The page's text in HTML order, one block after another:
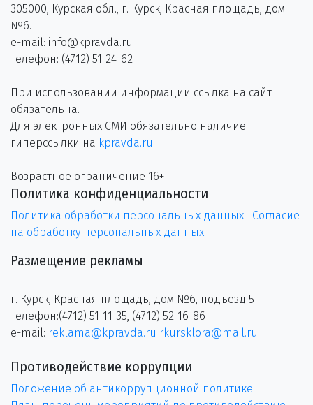
305000, Курская обл., г. Курск, Красная площадь, дом
№6.
e-mail: info@kpravda.ru
телефон: (4712) 51-24-62
При использовании информации ссылка на сайт
обязательна.
Для электронных СМИ обязательно наличие
гиперссылки на kpravda.ru.
Возрастное ограничение 16+
Политика конфиденциальности
Политика обработки персональных данных
Согласие
на обработку персональных данных
Размещение рекламы
г. Курск, Красная площадь, дом №6, подъезд 5
телефон:(4712) 51-11-35, (4712) 52-16-86
e-mail: reklama@kpravda.ru rkursklora@mail.ru
Противодействие коррупции
Положение об антикоррупционной политике